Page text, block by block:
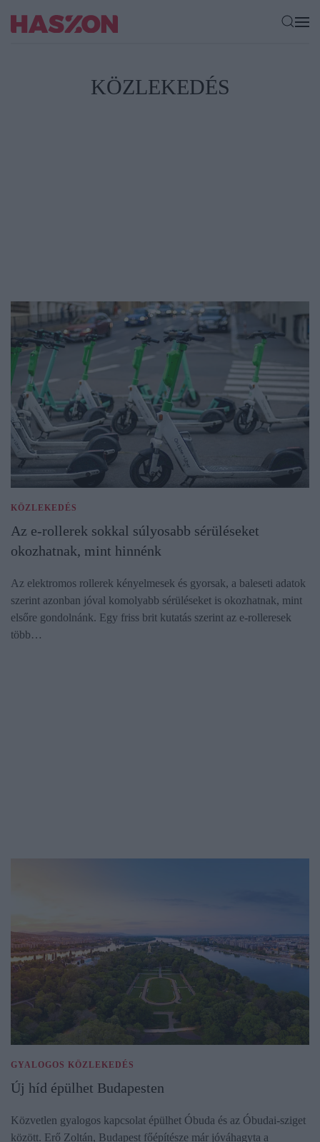
KÖZLEKEDÉS
KÖZLEKEDÉS
Az e-rollerek sokkal súlyosabb sérüléseket
okozhatnak, mint hinnénk
Az elektromos rollerek kényelmesek és gyorsak, a baleseti adatok
szerint azonban jóval komolyabb sérüléseket is okozhatnak, mint
elsőre gondolnánk. Egy friss brit kutatás szerint az e-rolleresek
több…
GYALOGOS KÖZLEKEDÉS
Új híd épülhet Budapesten
Közvetlen gyalogos kapcsolat épülhet Óbuda és az Óbudai-sziget
között. Erő Zoltán, Budapest főépítésze már jóváhagyta a